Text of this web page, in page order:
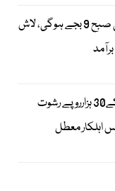
میر رضا علی کی قبر کشائی صبح 9 بجے ہوگی، لاش
کراچی: شہری کو ہراساں کرکے30 ہزارروپے رشوت